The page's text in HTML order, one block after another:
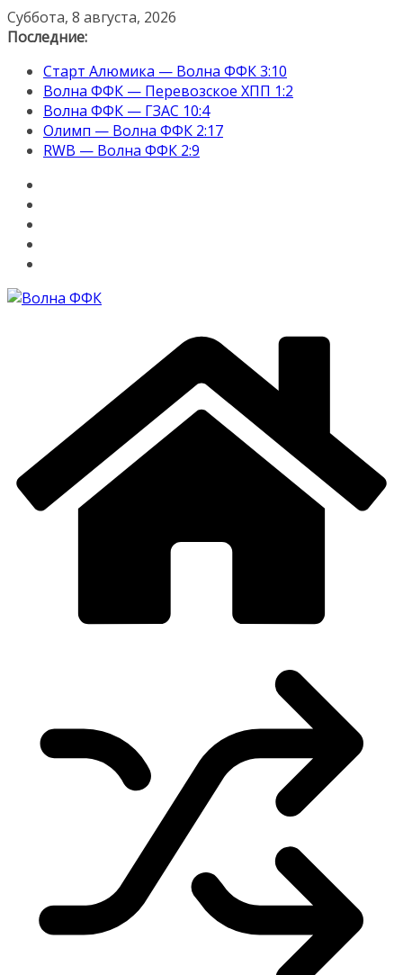
Перейти
к
Суббота, 8 августа, 2026
Последние:
Старт Алюмика — Волна ФФК 3:10
Волна ФФК — Перевозское ХПП 1:2
Волна ФФК — ГЗАС 10:4
Олимп — Волна ФФК 2:17
RWB — Волна ФФК 2:9